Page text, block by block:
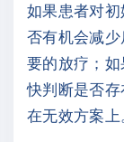
如果患者对
否有机会减
要的放疗；
快判断是否
在无效方案上